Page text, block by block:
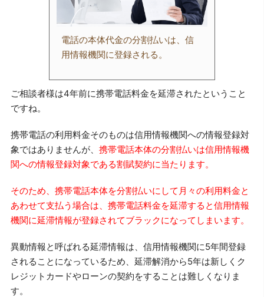
電話の本体代金の分割払いは、信
用情報機関に登録される。
ご相談者様は4年前に携帯電話料金を延滞されたということ
ですね。
携帯電話の利用料金そのものは信用情報機関への情報登録対
象ではありませんが、 携帯電話本体の分割払いは信用情報機
関への情報登録対象である割賦契約に当たります。
そのため、携帯電話本体を分割払いにして月々の利用料金と
あわせて支払う場合は、携帯電話料金を延滞すると信用情報
機関に延滞情報が登録されてブラックになってしまいます。
異動情報と呼ばれる延滞情報は、信用情報機関に5年間登録
されることになっているため、延滞解消から5年は新しくク
レジットカードやローンの契約をすることは難しくなりま
す。